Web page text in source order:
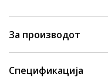
За производот
Спецификација